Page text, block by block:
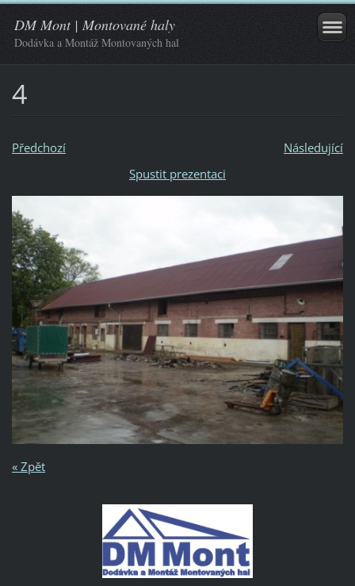
DM Mont | Montované haly
Dodávka a Montáž Montovaných hal
4
Předchozí
Následující
Spustit prezentaci
« Zpět